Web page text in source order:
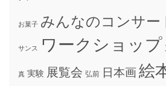
お菓子 みんなのコンサー
サンス ワークショップ
真 実験 展覧会 弘前 日本画絵